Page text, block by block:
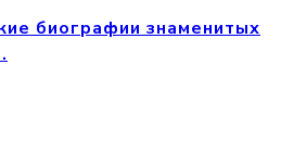
биографии знаменитых